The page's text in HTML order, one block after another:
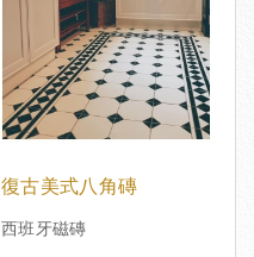
復古美式八角磚
西班牙磁磚